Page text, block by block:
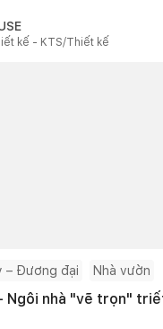
kế - KTS/Thiết kế
– Đương đại Nhà vườn
Ngôi nhà "vẽ trọn"